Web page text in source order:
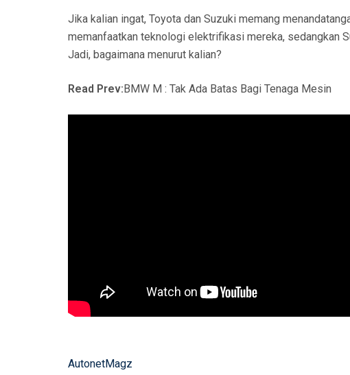
Jika kalian ingat, Toyota dan Suzuki memang
memanfaatkan teknologi elektrifikasi mereka, sedangkan
Jadi, bagaimana menurut kalian?
Read Prev:BMW M : Tak Ada Batas Bagi Tenaga Mesin
AutonetMagz